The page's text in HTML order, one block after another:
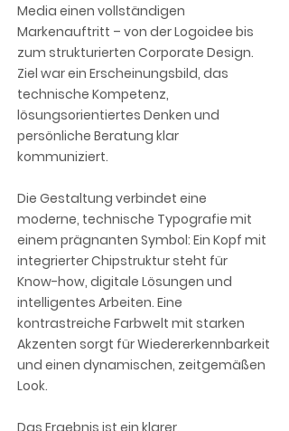
Media einen vollständigen
Markenauftritt – von der Logoidee bis
zum strukturierten Corporate Design.
Ziel war ein Erscheinungsbild, das
technische Kompetenz,
lösungsorientiertes Denken und
persönliche Beratung klar
kommuniziert.
Die Gestaltung verbindet eine
moderne, technische Typografie mit
einem prägnanten Symbol: Ein Kopf mit
integrierter Chipstruktur steht für
Know-how, digitale Lösungen und
intelligentes Arbeiten. Eine
kontrastreiche Farbwelt mit starken
Akzenten sorgt für Wiedererkennbarkeit
und einen dynamischen, zeitgemäßen
Look.
Das Ergebnis ist ein klarer,